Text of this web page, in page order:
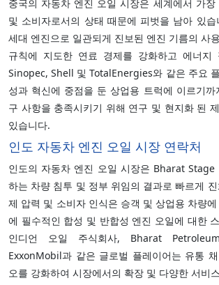
중국의 자동차 엔진 오일 시장은 세계에서 가장
및 소비자로서의 상태 때문에 피벗을 남아 있
세대 엔진으로 일관되게 진보된 엔진 기름의 사
규칙에 지도한 연료 경제를 강화하고 에너지
Sinopec, Shell 및 TotalEnergies와 같은 주요
성과 혁신에 중점을 둔 상업용 트럭에 이르기
구 사항을 충족시키기 위해 연구 및 현지화 된
있습니다.
인도 자동차 엔진 오일 시장 연락처
인도의 자동차 엔진 오일 시장은 Bharat Stage
하는 차량 침투 및 정부 위임의 결과로 빠르게
제 압력 및 소비자 인식은 승객 및 상업용 차량
에 필수적인 합성 및 반합성 엔진 오일에 대한
인디언 오일 주식회사, Bharat
ExxonMobil과 같은 글로벌 플레이어는 유통
오를 강화하여 시장에서의 확장 및 다양한 서비